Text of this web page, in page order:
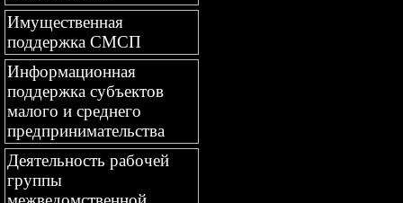
Имущественная
поддержка СМСП
Информационная
поддержка субъектов
малого и среднего
предпринимательства
Деятельность рабочей
группы